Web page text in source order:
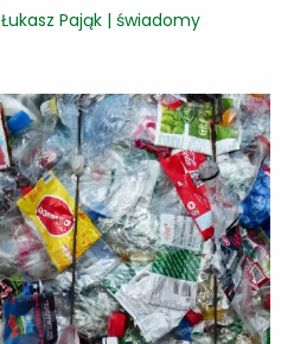
Łukasz Pająk | świadomy